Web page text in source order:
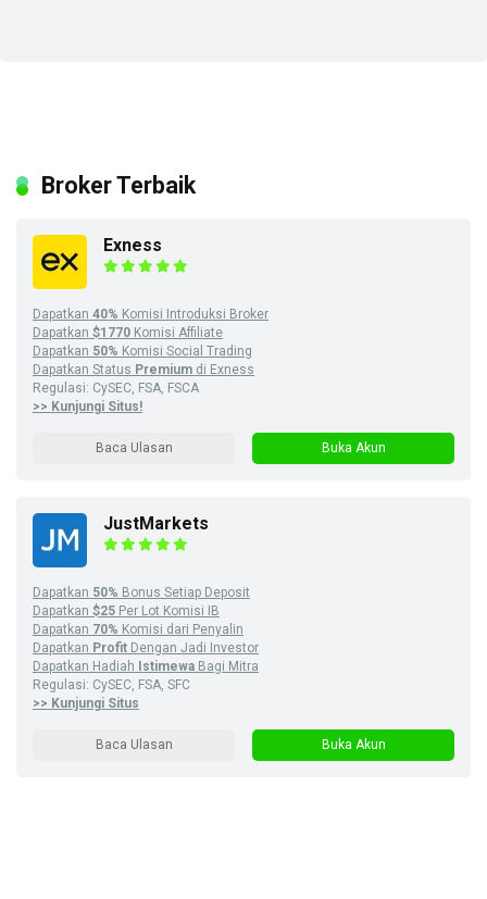
Broker Terbaik
Exness
Dapatkan 40% Komisi Introduksi Broker
Dapatkan $1770 Komisi Affiliate
Dapatkan 50% Komisi Social Trading
Dapatkan Status Premium di Exness
Regulasi: CySEC, FSA, FSCA
>> Kunjungi Situs!
Baca Ulasan Buka Akun
JustMarkets
Dapatkan 50% Bonus Setiap Deposit
Dapatkan $25 Per Lot Komisi IB
Dapatkan 70% Komisi dari Penyalin
Dapatkan Profit Dengan Jadi Investor
Dapatkan Hadiah
Istimewa Bagi Mitra
Regulasi: CySEC, FSA, SFC
>> Kunjungi Situs
Baca Ulasan Buka Akun